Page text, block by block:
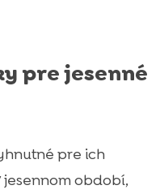
pre jesenné
pre ich
období,